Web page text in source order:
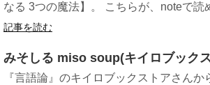
なる 3つの魔法】。 こちらが、noteで読
記事を読む
みそしる miso soup(キイロブック
『言語論』のキイロブックストアさん